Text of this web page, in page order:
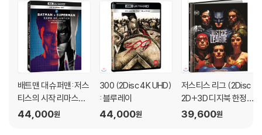
※ 교환/반품 안내
1) 불량으로 인한 교환/반품 요청 시에는 불량 확인을 위해 개봉 시의 동영
상을 요청할 수 있으며, 동영상이 없는 경우 교환/반품이 제한될 수 있습니
관련 사진과 동영상 및 재생 기기 모델명을 첨부하여 첨부하여 고객센터에
문의 바랍니다.
2) 사양 오인지, 오 구매, 변심 사유로의 반품은 제품 개봉 전에만 운임비
부담 후 처리 가능합니다.
3) 스틸북 한정판, 초회 한정판의 경우 제작 수량이 한정되어 있고, 택배
배트맨 대 슈퍼맨: 저스
티스의 시작 리마스터
링 (1Disc, 4K UHD O
44,000원
300 (2Disc 4K UHD)
: 블루레이
44,000원
저스티스 리그 (2Disc
2D+3D 디지북 한정
판) : 블루레이
39,600원